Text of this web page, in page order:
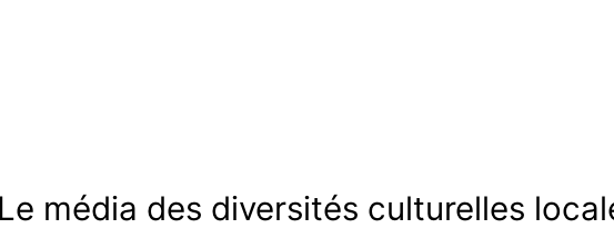
média des diversités culturelles